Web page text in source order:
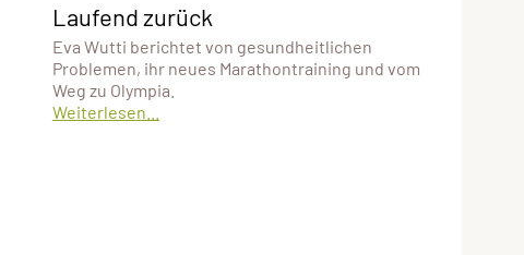
Laufend zurück
Eva Wutti berichtet von gesundheitlichen
Problemen, ihr neues Marathontraining und vom
Weg zu Olympia.
Weiterlesen...